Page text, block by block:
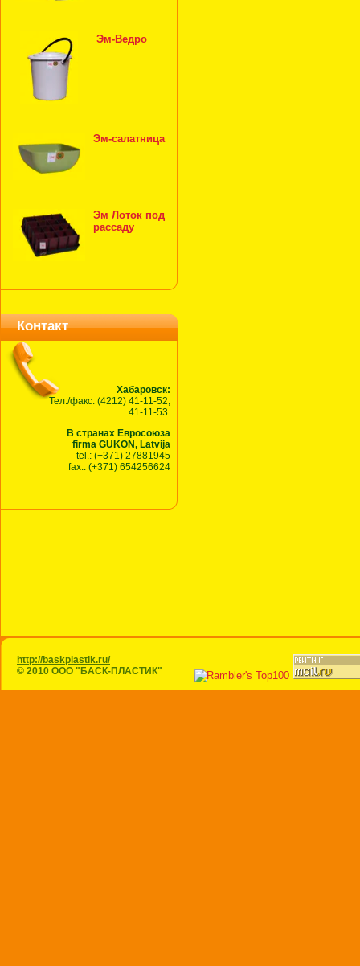
Эм-Ведро
Эм-салатница
Эм Лоток под
рассаду
Контакт
Хабаровск:
Тел./факс: (4212) 41-11-52,
41-11-53.
В странах Евросоюза
firma GUKON, Latvija
tel.: (+371) 27881945
fax.: (+371) 654256624
http://baskplastik.ru/
© 2010 ООО "БАСК-ПЛАСТИК"